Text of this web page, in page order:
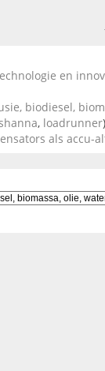
en
biodiesel,
, loadrunner)
als accu-